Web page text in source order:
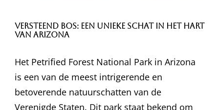
Versteend Bos: Een Unieke Schat in het Hart
van Arizona
Het Petrified Forest National Park in Arizona
is een van de meest intrigerende en
betoverende natuurschatten van de
Verenigde Staten. Dit park staat bekend om